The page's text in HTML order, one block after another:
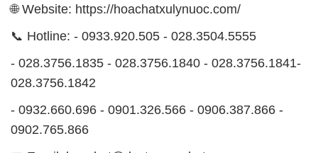
0902.765.866
📧 Email: hoachat@dactruongphat.vn
ĐỊA CHỈ
1229C Quốc lộ 1A, Phường Bình Trị Đông B,